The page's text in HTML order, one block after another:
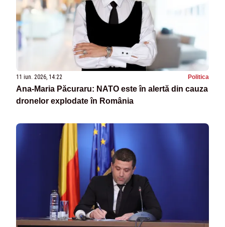
11 iun. 2026, 14:22 Politica
Ana-Maria Păcuraru: NATO este în alertă din cauza
dronelor explodate în România